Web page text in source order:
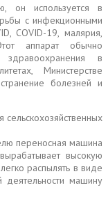
он используется в
с инфекционными
COVID-19, малярия,
аппарат обычно
в
Министерстве
болезней и
переносная машина
высокую
распылять в виде
деятельности машину